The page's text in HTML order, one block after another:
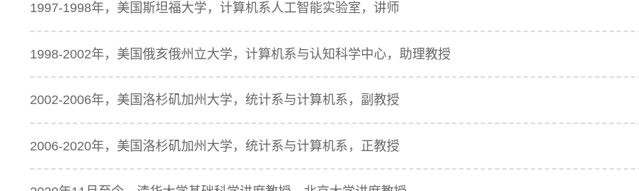
1997-1998年，美国斯坦福大学，计算机系人工智能实验室，讲师
1998-2002年，美国俄亥俄州立大学，计算机系与认知科学中心，助理教授
2002-2006年，美国洛杉矶加州大学，统计系与计算机系，副教授
2006-2020年，美国洛杉矶加州大学，统计系与计算机系，正教授